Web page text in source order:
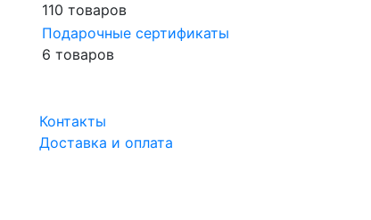
110 товаров
Подарочные сертификаты
6 товаров
Контакты
Доставка и оплата